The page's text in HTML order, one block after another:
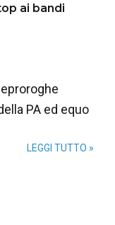
ai bandi
PA ed equo
LEGGI TUTTO »